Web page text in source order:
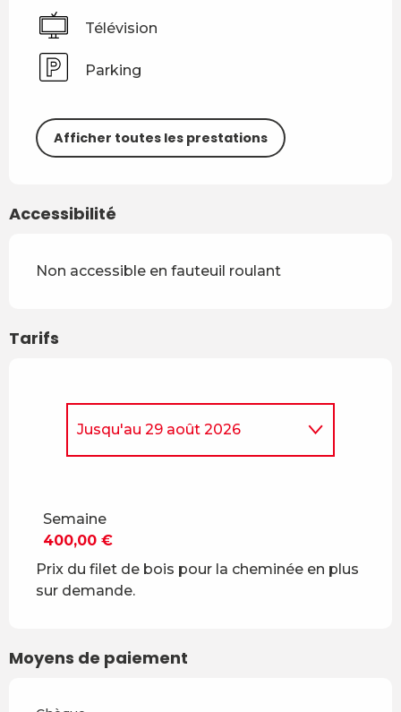
Télévision
Parking
Afficher toutes les prestations
Accessibilité
Non accessible en fauteuil roulant
Tarifs
Jusqu'au 29 août 2026
Du
Du19 décembre 2026au 3
Semaine
400,00 €
Prix du filet de bois pour la cheminée en plus
sur demande.
Moyens de paiement